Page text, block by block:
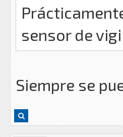
sensor de
Siempre se